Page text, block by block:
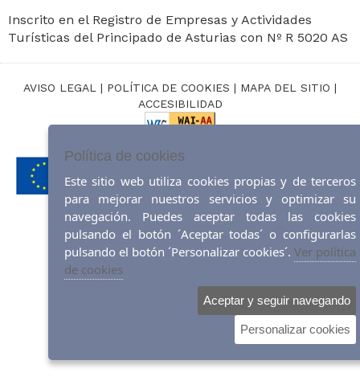
Inscrito en el Registro de Empresas y Actividades
Turísticas del Principado de Asturias con Nº R 5020 AS
AVISO LEGAL | POLÍTICA DE COOKIES | MAPA DEL SITIO |
ACCESIBILIDAD
Política de cookies
Este sitio web utiliza cookies propias y de terceros
para mejorar nuestros servicios y optimizar su
navegación. Puedes aceptar todas las cookies
pulsando el botón ´Aceptar todas´ o configurarlas
pulsando el botón ´Personalizar cookies´. Ver política
de cookies
Aceptar y seguir navegando
Personalizar cookies